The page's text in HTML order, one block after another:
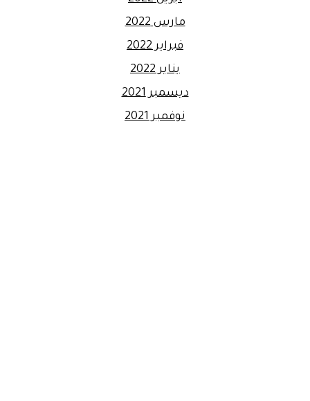
مارس 2022
فبراير 2022
يناير 2022
ديسمبر 2021
نوفمبر 2021